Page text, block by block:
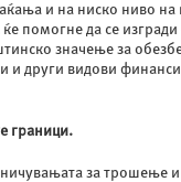
и на ниско ниво на
помогне да се изгради
значење за
и други видови
граници.
за трошење